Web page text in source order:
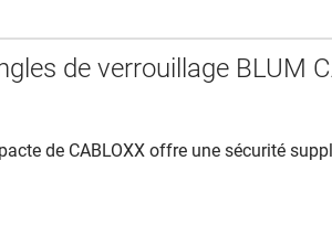
de verrouillage BLUM
de CABLOXX offre une sécurité